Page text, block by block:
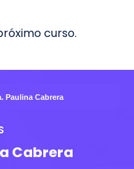
Paulina Cabrera
Cabrera